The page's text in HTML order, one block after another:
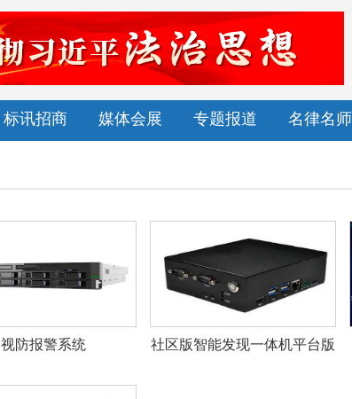
标讯招商 媒体会展 专题报道 名律名师
视防报警系统 社区版智能发现一体机平台版